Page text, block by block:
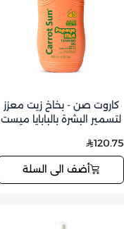
كاروت صن - بخاخ زيت معزز
لتسمير البشرة بالبابايا ميست
120.75
أضف الى السلة